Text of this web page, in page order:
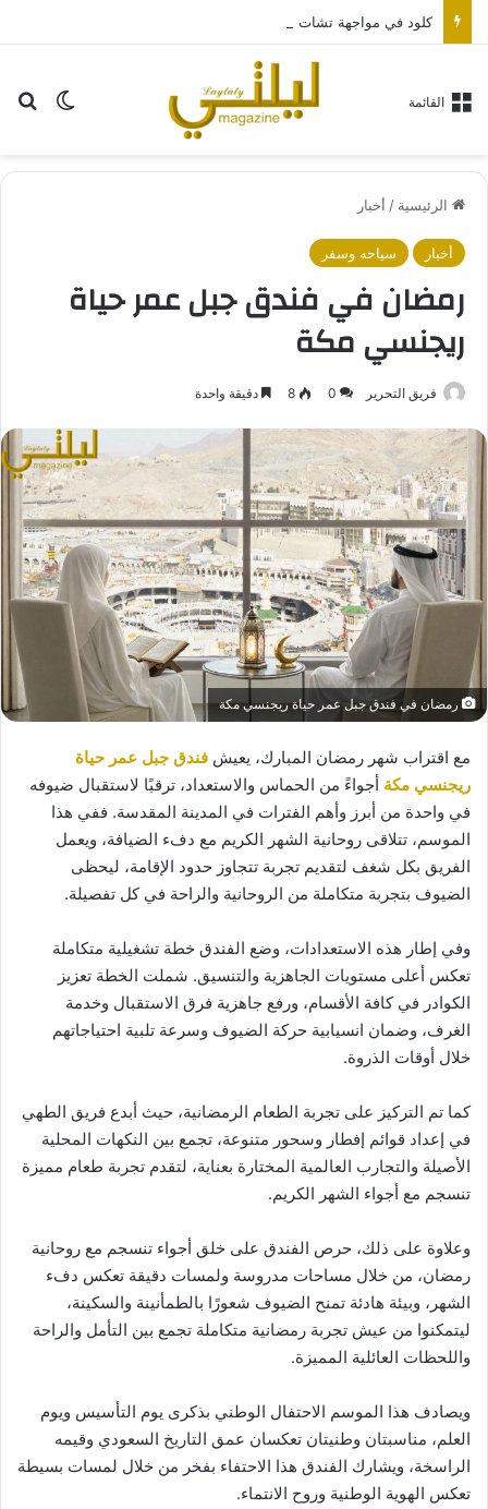
الوضع القائمة
الرئيسية / أخبار
أخبار سياحه وسفر
رمضان في فندق جبل عمر حياة
ريجنسي مكة
فريق التحرير 0
8 دقيقة واحدة
رمضان في فندق جبل عمر حياة ريجنسي مكة
مع اقتراب شهر رمضان المبارك، يعيش فندق جبل عمر حياة
ريجنسي مكة أجواءً من الحماس والاستعداد، ترقبًا لاستقبال ضيوفه
في واحدة من أبرز وأهم الفترات في المدينة المقدسة. ففي هذا
الموسم، تتلاقى روحانية الشهر الكريم مع دفء الضيافة، ويعمل
الفريق بكل شغف لتقديم تجربة تتجاوز حدود الإقامة، ليحظى
الضيوف بتجربة متكاملة من الروحانية والراحة في كل تفصيلة.
وفي إطار هذه الاستعدادات، وضع الفندق خطة تشغيلية متكاملة
تعكس أعلى مستويات الجاهزية والتنسيق. شملت الخطة تعزيز
الكوادر في كافة الأقسام، ورفع جاهزية فرق الاستقبال وخدمة
الغرف، وضمان انسيابية حركة الضيوف وسرعة تلبية احتياجاتهم
خلال أوقات الذروة.
كما تم التركيز على تجربة الطعام الرمضانية، حيث أبدع فريق الطهي
في إعداد قوائم إفطار وسحور متنوعة، تجمع بين النكهات المحلية
الأصيلة والتجارب العالمية المختارة بعناية، لتقدم تجربة طعام مميزة
تنسجم مع أجواء الشهر الكريم.
وعلاوة على ذلك، حرص الفندق على خلق أجواء تنسجم مع روحانية
رمضان، من خلال مساحات مدروسة ولمسات دقيقة تعكس دفء
الشهر، وبيئة هادئة تمنح الضيوف شعورًا بالطمأنينة والسكينة،
ليتمكنوا من عيش تجربة رمضانية متكاملة تجمع بين التأمل والراحة
واللحظات العائلية المميزة.
ويصادف هذا الموسم الاحتفال الوطني بذكرى يوم التأسيس ويوم
العلم، مناسبتان وطنيتان تعكسان عمق التاريخ السعودي وقيمه
الراسخة، ويشارك الفندق هذا الاحتفاء بفخر من خلال لمسات بسيطة
تعكس الهوية الوطنية وروح الانتماء.